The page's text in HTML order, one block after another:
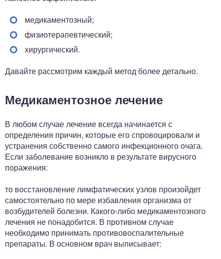
медикаментозный;
физиотерапевтический;
хирургический.
Давайте рассмотрим каждый метод более детально.
Медикаментозное лечение
В любом случае лечение всегда начинается с
определения причин, которые его спровоцировали и
устранения собственно самого инфекционного очага.
Если заболевание возникло в результате вирусного
поражения:
то восстановление лимфатических узлов произойдет
самостоятельно по мере избавления организма от
возбудителей болезни. Какого-либо медикаментозного
лечения не понадобится. В противном случае
необходимо принимать противовоспалительные
препараты. В основном врач выписывает: